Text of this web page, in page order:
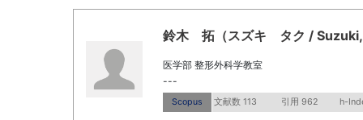
鈴木 拓（スズキ タク / Suzuki,
医学部 整形外科学教室
---
Scopus 文献数 113 引用 962 h-